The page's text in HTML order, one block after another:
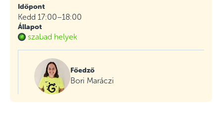
Időpont
Kedd 17:00–18:00
Állapot
szabad helyek
Főedző
Bori Maráczi